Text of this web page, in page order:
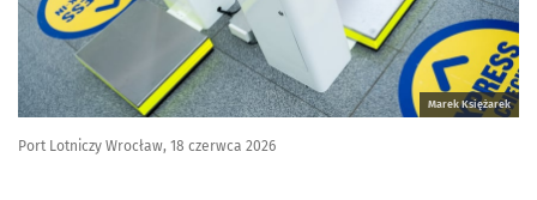
Marek Księżarek
Port Lotniczy Wrocław, 18 czerwca 2026